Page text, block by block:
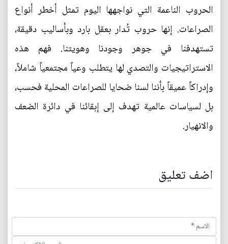
الحروب الناعمة التي نواجهها اليوم تمثل أخطر أنواع
الصراعات. إنها حروب تُدار بعقل بارد وبأساليب دقيقة،
تستهدفنا في جوهر وجودنا وهويتنا. فهم هذه
الاستراتيجيات والتصدي لها يتطلب وعياً مجتمعياً شاملاً،
وإدراكاً عميقاً بأننا لسنا ضحايا للصراعات المحلية فحسب،
بل لسياسات عالمية تهدف إلى إبقائنا في دائرة الضعف
والانهيار.
اضف تعليق